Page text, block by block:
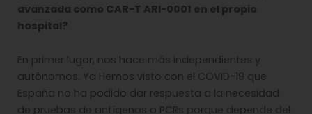
avanzada como CAR-T ARI-0001 en el propio
hospital?
En primer lugar, nos hace más independientes y
autónomos. Ya Hemos visto con el COVID-19 que
España no ha podido dar respuesta a la necesidad
de pruebas de antígenos o PCRs porque depende del